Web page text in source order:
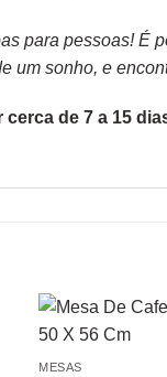
para pessoas! É
um sonho, e
de 7 a 15
MESAS